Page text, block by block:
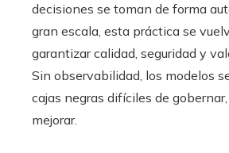
decisiones se toman de forma
gran escala, esta práctica se
garantizar calidad, seguridad y
Sin observabilidad, los modelos
cajas negras difíciles de
mejorar.